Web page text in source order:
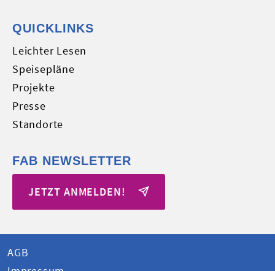
QUICKLINKS
Leichter Lesen
Speisepläne
Projekte
Presse
Standorte
FAB NEWSLETTER
JETZT ANMELDEN!
AGB